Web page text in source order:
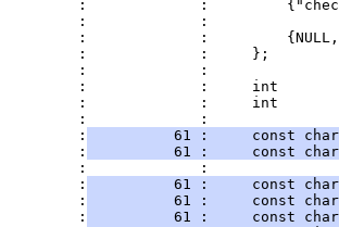
:             :
:             :
:             :
:             :     };
:             :
:             :     int
:             :     int
:             :
:
61 :     const
:
61 :     const
:             :
:
61 :     const
:
61 :     const
:
61 :     const